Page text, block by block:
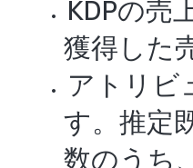
KDPの売
獲得した
アトリビ
す。推定
数のうち